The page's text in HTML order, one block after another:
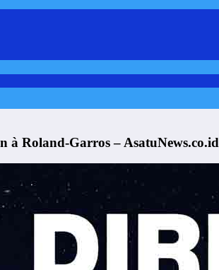
à Roland-Garros – AsatuNews.co.id